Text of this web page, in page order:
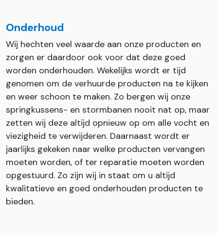
Onderhoud
Wij hechten veel waarde aan onze producten en
zorgen er daardoor ook voor dat deze goed
worden onderhouden. Wekelijks wordt er tijd
genomen om de verhuurde producten na te kijken
en weer schoon te maken. Zo bergen wij onze
springkussens- en stormbanen nooit nat op, maar
zetten wij deze altijd opnieuw op om alle vocht en
viezigheid te verwijderen. Daarnaast wordt er
jaarlijks gekeken naar welke producten vervangen
moeten worden, of ter reparatie moeten worden
opgestuurd. Zo zijn wij in staat om u altijd
kwalitatieve en goed onderhouden producten te
bieden.